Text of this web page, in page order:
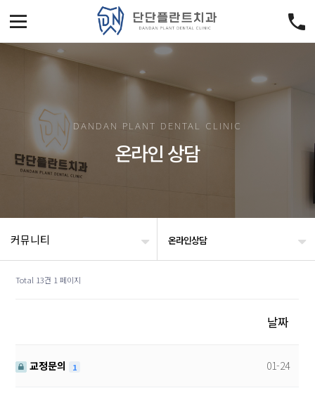
온라인 상담
DANDAN PLANT DENTAL CLINIC
커뮤니티 온라인상담
Total 13건 1 페이지
날짜
교정문의 1 01-24